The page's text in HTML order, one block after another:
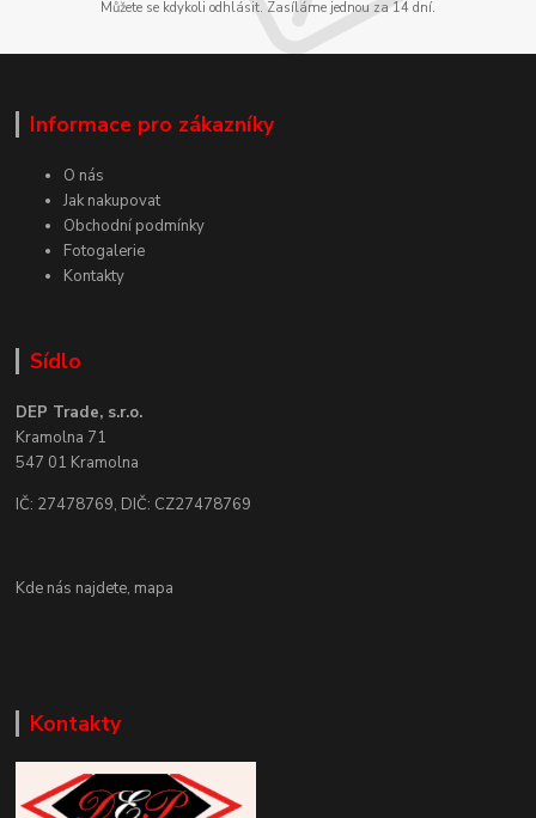
Můžete se kdykoli odhlásit. Zasíláme jednou za 14 dní.
Informace pro zákazníky
O nás
Jak nakupovat
Obchodní podmínky
Fotogalerie
Kontakty
Sídlo
DEP Trade, s.r.o.
Kramolna 71
547 01 Kramolna
IČ: 27478769, DIČ: CZ27478769
Kde nás najdete, mapa
Kontakty